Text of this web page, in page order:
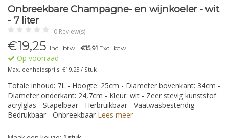
Onbreekbare Champagne- en wijnkoeler - wit
- 7 liter
0 Review(s)
€19,25 Incl. btw €15,91 Excl. btw
Op voorraad
Max. eenheidsprijs: €19,25 / Stuk
Totale inhoud: 7L - Hoogte: 25cm - Diameter bovenkant: 34cm -
Diameter onderkant: 24,7cm - Kleur: wit - Zeer stevig kunststof
acrylglas - Stapelbaar - Herbruikbaar - Vaatwasbestendig -
Bedrukbaar - Onbreekbaar Lees meer